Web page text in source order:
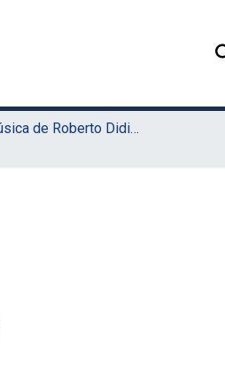
13. Música de Roberto Didio e Guilherme Neves (CNV)